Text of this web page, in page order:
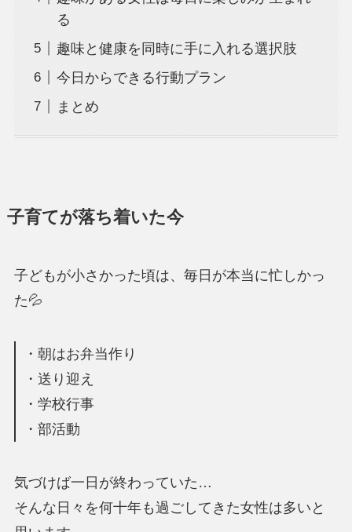
る
趣味と健康を同時に手に入れる選択肢
今日からできる行動プラン
まとめ
子育てが落ち着いた今
子どもが小さかった頃は、毎日が本当に忙しかっ
た💦
・朝はお弁当作り
・送り迎え
・学校行事
・部活動
気づけば一日が終わっていた…
そんな日々を何十年も過ごしてきた女性は多いと